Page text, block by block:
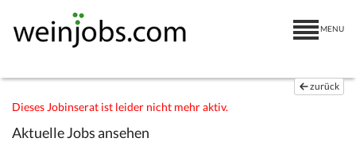
MENU
zurück
Dieses Jobinserat ist leider nicht mehr aktiv.
Aktuelle Jobs ansehen